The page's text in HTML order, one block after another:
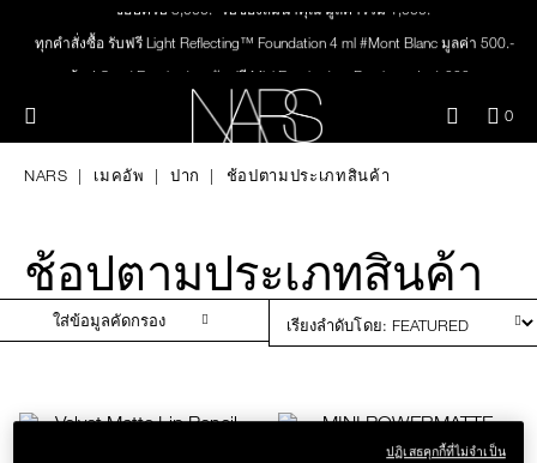
content
ทุกคำสั่งซื้อ รับฟรี Light Reflecting™ Foundation 4 ml #Mont Blanc มูลค่า 500.-
ช้อป Quad Eyeshadow รับฟรี Mini Eyeshadow Brush มูลค่า 1,000 .-
ช้อป Insatiable Liquid Blush รับฟรี Finger Puff มูลค่า 250.-
ช้อป NEW Light Reflecting™ Prismatic Powder รับฟรี Radiant Creamy
ช้อป Blush ใดๆ รับฟรี Afterglow Lip Balm #Orgasm 1.1 g มูลค่า 750 .-
ช้อป Foundation ใดๆ รับฟรี Light Reflecting™ Luminizing Blush #Heavenly 2 g
0
THE PETAL PLAY COLLECTION
แก้ม
พาเล็ทท์และของขวัญ
NARS เมคอัพ ปาก ช้อปตามประเภทสินค้า
ช้อปตามประเภทสินค้า
ใส่ข้อมูลคัดกรอง
ปฏิเสธคุกกี้ที่ไม่จำเป็น